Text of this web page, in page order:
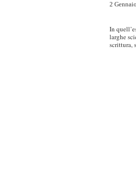
2
In
larghe
scrittura,